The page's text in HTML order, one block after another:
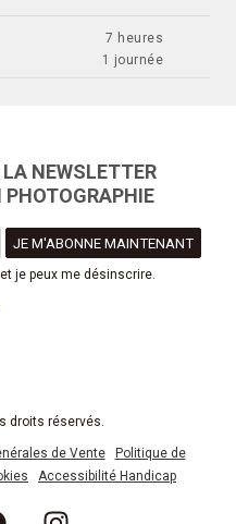
7 heures
1 journée
NEWSLETTER
PHOTOGRAPHIE
je peux me désinscrire.
droits réservés.
de Vente
Politique de
Accessibilité Handicap